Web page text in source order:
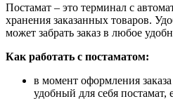
Постамат – это терминал с
хранения заказанных товаров.
может забрать заказ в любое
Как работать с постаматом:
в момент оформления
удобный для себя постамат,